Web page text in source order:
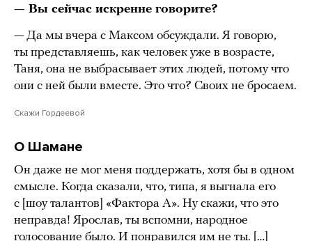
— Вы сейчас искренне говорите?
— Да мы вчера с Максом обсуждали. Я говорю,
ты представляешь, как человек уже в возрасте,
Таня, она не выбрасывает этих людей, потому что
они с ней были вместе. Это что? Своих не бросаем.
Скажи Гордеевой
О Шамане
Он даже не мог меня поддержать, хотя бы в одном
смысле. Когда сказали, что, типа, я выгнала его
с [шоу талантов] «Фактора А». Ну скажи, что это
неправда! Ярослав, ты вспомни, народное
голосование было. И понравился им не ты. […]